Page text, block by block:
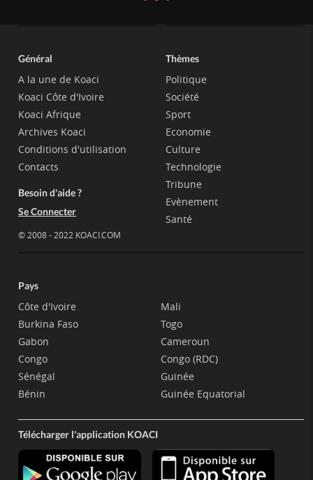
Général
A la une de Koaci
Koaci Côte d'Ivoire
Koaci Afrique
Archives Koaci
Conditions d'utilisation
Contacts
Besoin d'aide ?
Se Connecter
© 2008 - 2022 KOACI.COM
Thèmes
Politique
Société
Sport
Economie
Culture
Technologie
Tribune
Evènement
Santé
Pays
Côte d'Ivoire
Burkina Faso
Gabon
Congo
Sénégal
Bénin
Mali
Togo
Cameroun
Congo (RDC)
Guinée
Guinée Equatorial
Télécharger l'application KOACI